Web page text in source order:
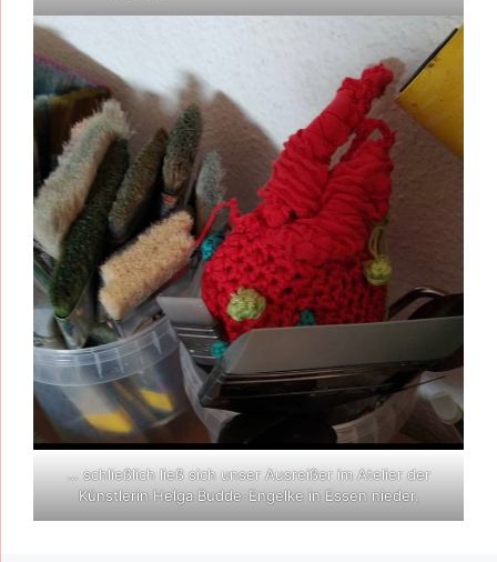
… schließlich ließ sich unser Ausreißer im Atelier der
Künstlerin Helga Budde-Engelke in Essen nieder.